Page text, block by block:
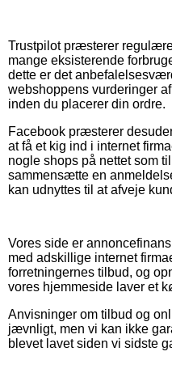
Trustpilot præsterer
mange eksisterende
dette er det
webshoppens vurderinger
inden du placerer din ordre.
Facebook præsterer
at få et kig ind i internet
nogle shops på nettet som
sammensætte en
kan udnyttes til at afveje
Vores side er
med adskillige internet
forretningernes tilbud, og
vores hjemmeside laver et
Anvisninger om tilbud og
jævnligt, men vi kan ikke
blevet lavet siden vi sidste